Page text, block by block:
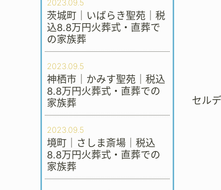
2023.09.5
茨城町｜いばらき聖苑｜税
込8.8万円火葬式・直葬で
の家族葬
2023.09.5
神栖市｜かみす聖苑｜税込
8.8万円火葬式・直葬での
家族葬
2023.09.5
境町｜さしま斎場｜税込
8.8万円火葬式・直葬での
家族葬
セル